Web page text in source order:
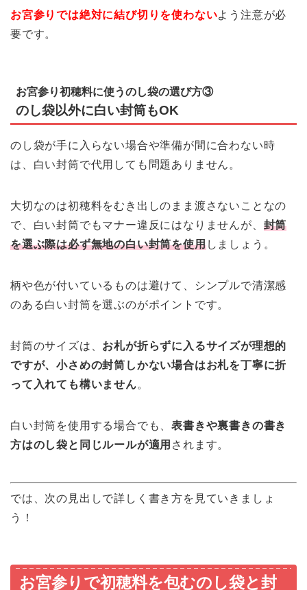
お宮参りでは絶対に結び切りを使わないよう注意が必
要です。
お宮参り初穂料に使うのし袋の選び方③
のし袋以外に白い封筒もOK
のし袋が手に入らない場合や準備が間に合わない時
は、白い封筒で代用しても問題ありません。
大切なのは初穂料をむき出しのまま渡さないことなの
で、白い封筒でもマナー違反にはなりませんが、 封筒
を選ぶ際は必ず無地の白い封筒を使用しましょう。
柄や色が付いているものは避けて、シンプルで清潔感
のある白い封筒を選ぶのがポイントです。
封筒のサイズは、 お札が折らずに入るサイズが理想的
ですが、小さめの封筒しかない場合はお札を丁寧に折
って入れても構いません。
白い封筒を使用する場合でも、表書きや裏書きの書き
方はのし袋と同じルールが適用 されます。
では、次の見出しで詳しく書き方を見ていきましょ
う！
お宮参りで初穂料を包むのし袋と封